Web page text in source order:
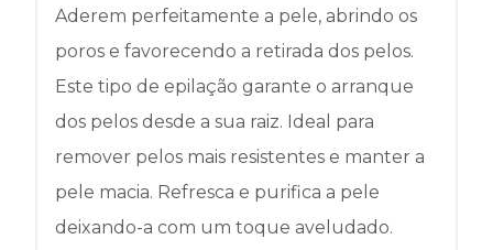
Aderem perfeitamente a pele, abrindo os
poros e favorecendo a retirada dos pelos.
Este tipo de epilação garante o arranque
dos pelos desde a sua raiz. Ideal para
remover pelos mais resistentes e manter a
pele macia. Refresca e purifica a pele
deixando-a com um toque aveludado.